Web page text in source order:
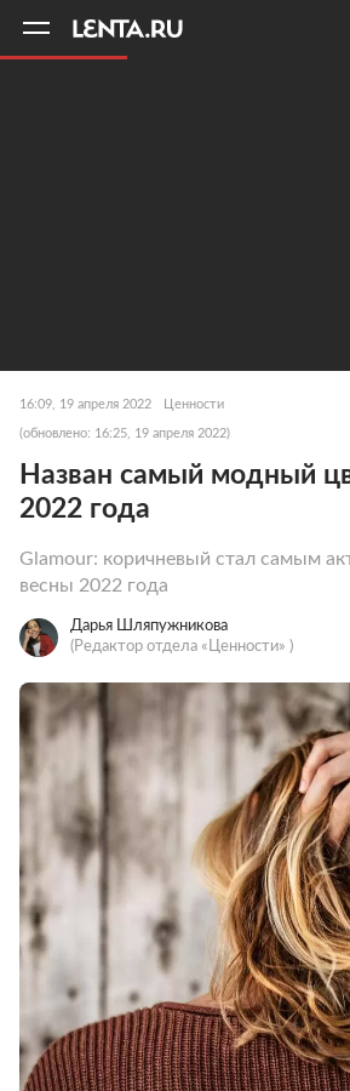
16:09, 19 апреля 2022 Ценности
(обновлено: 16:25, 19 апреля 2022)
Назван самый модный
2022 года
Glamour: коричневый стал самым
весны 2022 года
Дарья Шляпужникова
(Редактор отдела «Ценности» )